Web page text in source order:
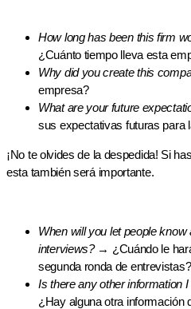
How long has been this firm
¿Cuánto tiempo lleva esta
Why did you create this
empresa?
What are your future
sus expectativas futuras para
¡No te olvides de la despedida! Si
esta también será importante.
When will you let people
interviews?→ ¿Cuándo le
segunda ronda de entrevistas?
Is there any other information
¿Hay alguna otra información